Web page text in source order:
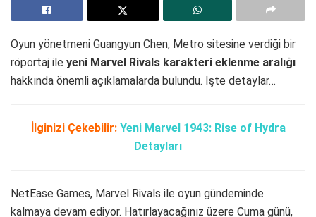
Oyun yönetmeni Guangyun Chen, Metro sitesine verdiği bir
röportaj ile yeni Marvel Rivals karakteri eklenme aralığı
hakkında önemli açıklamalarda bulundu. İşte detaylar…
İlginizi Çekebilir: Yeni Marvel 1943: Rise of Hydra
Detayları
NetEase Games, Marvel Rivals ile oyun gündeminde
kalmaya devam ediyor. Hatırlayacağınız üzere Cuma günü,